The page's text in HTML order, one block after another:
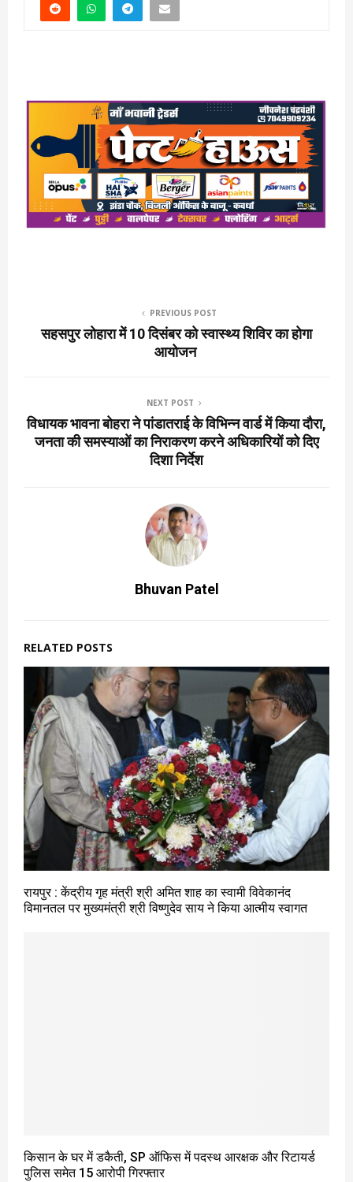
PREVIOUS POST
सहसपुर लोहारा में 10 दिसंबर को स्वास्थ्य शिविर का होगा
आयोजन
NEXT POST
विधायक भावना बोहरा ने पांडातराई के विभिन्न वार्ड में किया दौरा,
जनता की समस्याओं का निराकरण करने अधिकारियों को दिए
दिशा निर्देश
Bhuvan Patel
RELATED POSTS
रायपुर : केंद्रीय गृह मंत्री श्री अमित शाह का स्वामी विवेकानंद
विमानतल पर मुख्यमंत्री श्री विष्णुदेव साय ने किया आत्मीय स्वागत
किसान के घर में डकैती, SP ऑफिस में पदस्थ आरक्षक और रिटायर्ड
पुलिस समेत 15 आरोपी गिरफ्तार